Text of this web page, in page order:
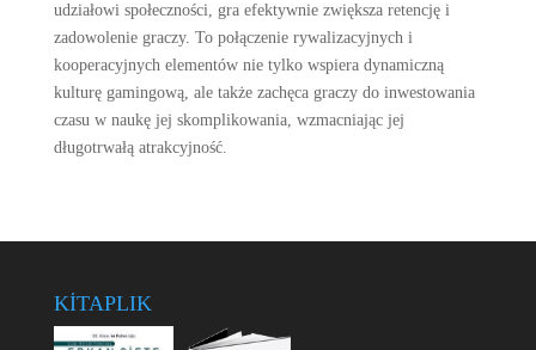
udziałowi społeczności, gra efektywnie zwiększa retencję i
zadowolenie graczy. To połączenie rywalizacyjnych i
kooperacyjnych elementów nie tylko wspiera dynamiczną
kulturę gamingową, ale także zachęca graczy do inwestowania
czasu w naukę jej skomplikowania, wzmacniając jej
długotrwałą atrakcyjność.
KİTAPLIK